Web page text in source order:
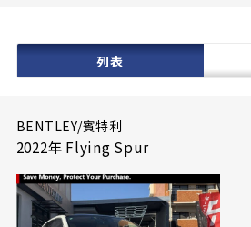
列表
BENTLEY/賓特利
2022年 Flying Spur